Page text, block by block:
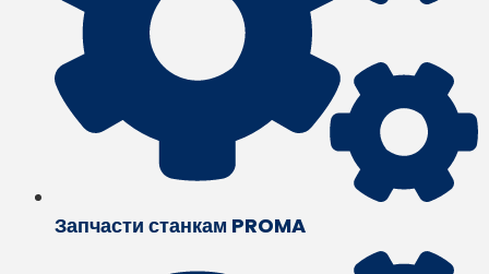
Запчасти станкам PROMA